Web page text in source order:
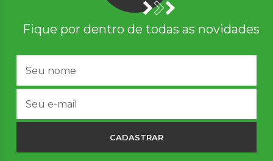
Fique por dentro de todas as novidades
CADASTRAR